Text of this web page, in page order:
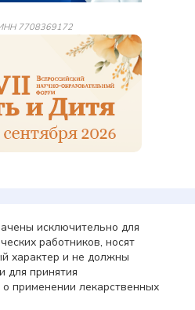
ИНН 7708369172
исключительно для
работников, носят
характер и не должны
для принятия
применении лекарственных